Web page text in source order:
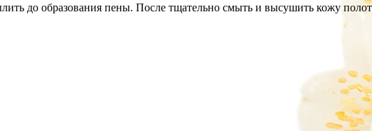
до образования пены. После тщательно смыть и высушить кожу